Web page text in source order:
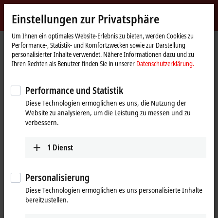
Beckhoff
-
New
Automation
Technology
myBeckhoff
StartseiteUnternehmen
News
Mit Klick auf "Akzeptieren" zeigen wir das Video und passen die
Einstellung zur Privatsphäre an, dabei wird externer Inhalt von
Vimeo geladen. Beachten Sie dazu bitte unsere
Einstellungen zur Privatsphäre
Um Ihnen ein optimales Website-Erlebnis zu bieten, werden Cookies zu
Performance-, Statistik- und Komfortzwecken sowie zur Darstellung
personalisierter Inhalte verwendet. Nähere Informationen dazu und zu
Ihren Rechten als Benutzer finden Sie in unserer Datenschutzerklärung.
Performance und Statistik
Diese Technologien ermöglichen es uns, die Nutzung der
Website zu analysieren, um die Leistung zu messen und zu
verbessern.
1 Dienst
Personalisierung
Diese Technologien ermöglichen es uns personalisierte Inhalte
bereitzustellen.